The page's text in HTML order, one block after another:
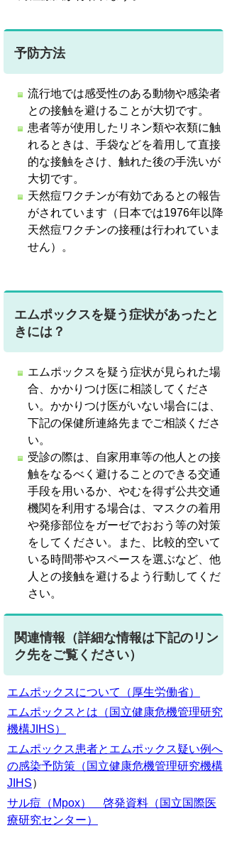
予防方法
流行地では感受性のある動物や感染者
との接触を避けることが大切です。
患者等が使用したリネン類や衣類に触
れるときは、手袋などを着用して直接
的な接触をさけ、触れた後の手洗いが
大切です。
天然痘ワクチンが有効であるとの報告
がされています（日本では1976年以降
天然痘ワクチンの接種は行われていま
せん）。
エムポックスを疑う症状があったと
きには？
エムポックスを疑う症状が見られた場
合、かかりつけ医に相談してくださ
い。かかりつけ医がいない場合には、
下記の保健所連絡先までご相談くださ
い。
受診の際は、自家用車等の他人との接
触をなるべく避けることのできる交通
手段を用いるか、やむを得ず公共交通
機関を利用する場合は、マスクの着用
や発疹部位をガーゼでおおう等の対策
をしてください。また、比較的空いて
いる時間帯やスペースを選ぶなど、他
人との接触を避けるよう行動してくだ
さい。
関連情報（詳細な情報は下記のリン
ク先をご覧ください）
エムポックスについて（厚生労働省）
エムポックスとは（国立健康危機管理研究
機構JIHS）
エムポックス患者とエムポックス疑い例へ
の感染予防策（ 国立健康危機管理研究機構
JIHS）
サル痘（Mpox） 啓発資料（国立国際医
療研究センター）